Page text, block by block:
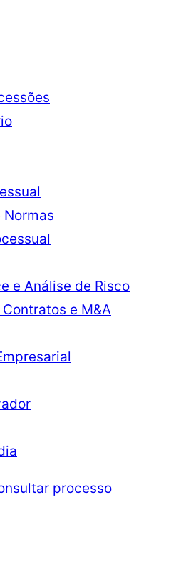
e Análise de Risco
e M&A
processo